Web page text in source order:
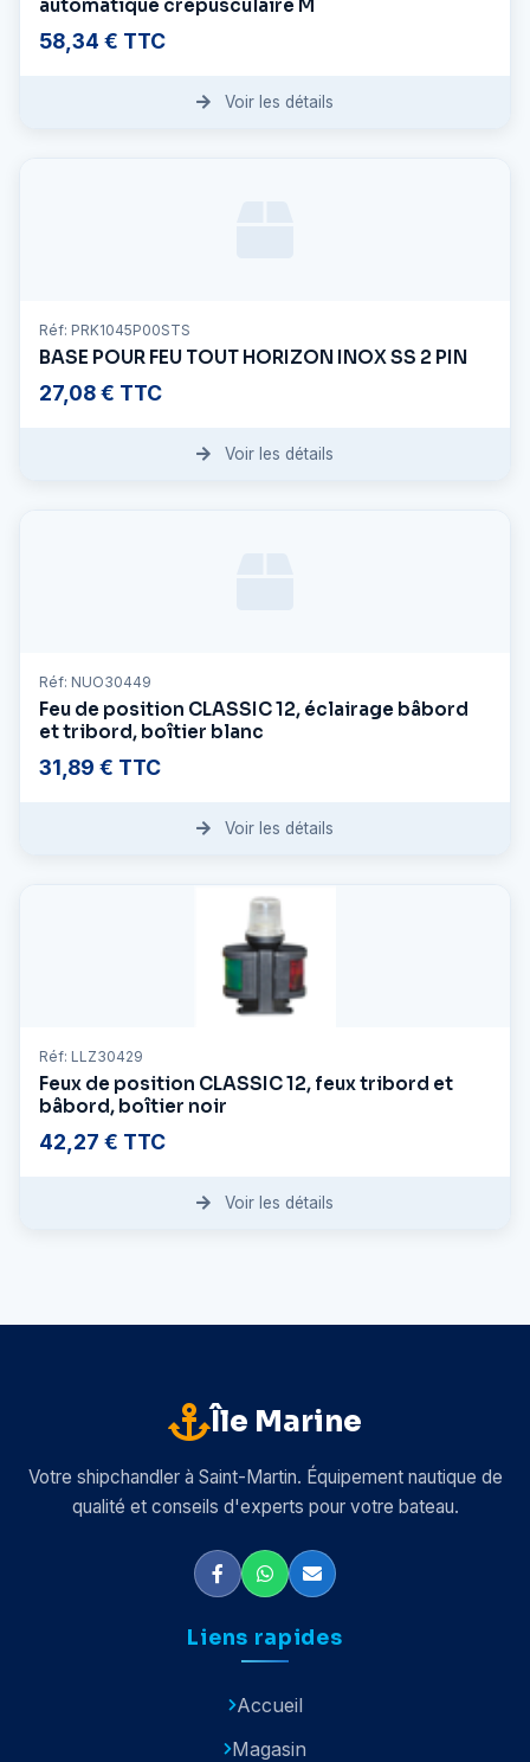
automatique crépusculaire M
58,34 € TTC
Voir les détails
Réf: PRK1045P00STS
BASE POUR FEU TOUT HORIZON INOX SS 2 PIN
27,08 € TTC
Voir les détails
Réf: NUO30449
Feu de position CLASSIC 12, éclairage bâbord
et tribord, boîtier blanc
31,89 € TTC
Voir les détails
Réf: LLZ30429
Feux de position CLASSIC 12, feux tribord et
bâbord, boîtier noir
42,27 € TTC
Voir les détails
Île Marine
Votre shipchandler à Saint-Martin. Équipement nautique de
qualité et conseils d'experts pour votre bateau.
Liens rapides
Accueil
Magasin